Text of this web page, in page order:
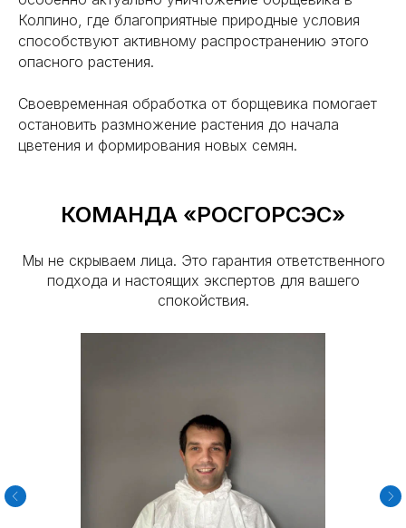
Колпино, где благоприятные природные условия
способствуют активному распространению этого
опасного растения.
Своевременная обработка от борщевика помогает
остановить размножение растения до начала
цветения и формирования новых семян.
КОМАНДА «РОСГОРСЭС»
Мы не скрываем лица. Это гарантия ответственного
подхода и настоящих экспертов для вашего
спокойствия.
ОТЗЫВЫ ОТ НАШИХ КЛИЕНТОВ
НАША КОМПАНИЯ В СМИ